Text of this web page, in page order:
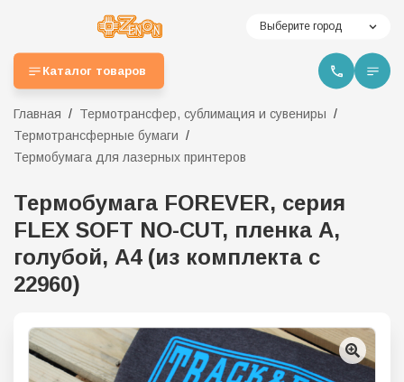
Выберите город
Каталог товаров
Главная
Термотрансфер, сублимация и сувениры
Термотрансферные бумаги
Термобумага для лазерных принтеров
Термобумага FOREVER, серия
FLEX SOFT NO-CUT, пленка А,
голубой, А4 (из комплекта с
22960)